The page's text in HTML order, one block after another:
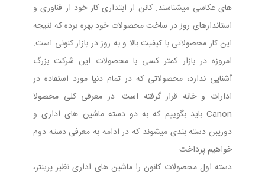
های عکاسی میشناسند. کانن از ابتداری کار خود از فناوری و
استاندارهای روز در ساخت محصولات خود بهره برده که نتیجه
این کار محصولاتی با کیفیت بالا و به روز در بازار کنونی است.
امروزه در بازار کمتر کسی با محصولات این شرکت بزرگ
آشنایی ندارد، محصولاتی که در تمام دنیا مورد استفاده در
ادارات و خانه قرار گرفته است. در معرفی کلی محصولا
Canon باید بگوییم که به دو دسته ماشین های اداری و
دوریبن دسته بندی میشوند که در ادامه به معرفی دسته دوم
خواهیم پرداخت.
دسته اول محصولات کانون را ماشین های اداری نظیر پرینتر،